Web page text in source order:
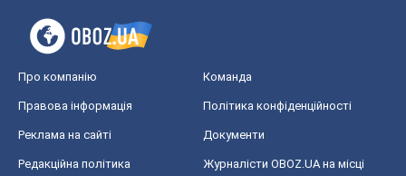
Про компанію Команда
Правова інформація Політика конфіденційності
Реклама на сайті Документи
Редакційна політика
Журналісти OBOZ.UA на місці